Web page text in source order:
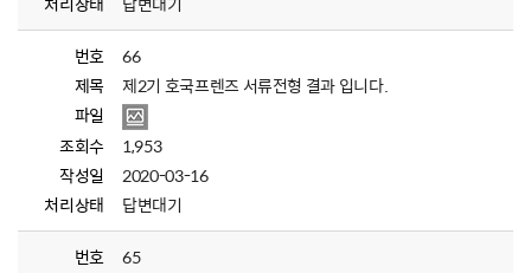
번호
66
제목
제2기 호국프렌즈 서류전형 결과 입니다.
파일
조회수
1,953
작성일
2020-03-16
처리상태
답변대기
번호
65